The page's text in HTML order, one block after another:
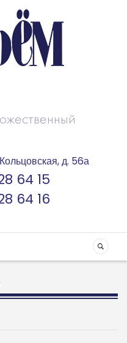
д. 56а
64 15
64 16